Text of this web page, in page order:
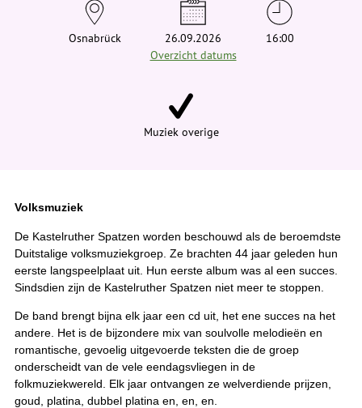
e
h
e
Osnabrück
26.09.2026
Overzicht datums
16:00
Muziek overige
Volksmuziek
De Kastelruther Spatzen worden beschouwd als de beroemdste
Duitstalige volksmuziekgroep. Ze brachten 44 jaar geleden hun
eerste langspeelplaat uit. Hun eerste album was al een succes.
Sindsdien zijn de Kastelruther Spatzen niet meer te stoppen.
De band brengt bijna elk jaar een cd uit, het ene succes na het
andere. Het is de bijzondere mix van soulvolle melodieën en
romantische, gevoelig uitgevoerde teksten die de groep
onderscheidt van de vele eendagsvliegen in de
folkmuziekwereld. Elk jaar ontvangen ze welverdiende prijzen,
goud, platina, dubbel platina en, en, en.